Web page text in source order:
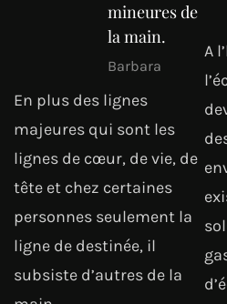
mineures de
la main.
Barbara
En plus des lignes
majeures qui sont les
lignes de cœur, de vie, de
tête et chez certaines
personnes seulement la
ligne de destinée, il
subsiste d’autres de la
A